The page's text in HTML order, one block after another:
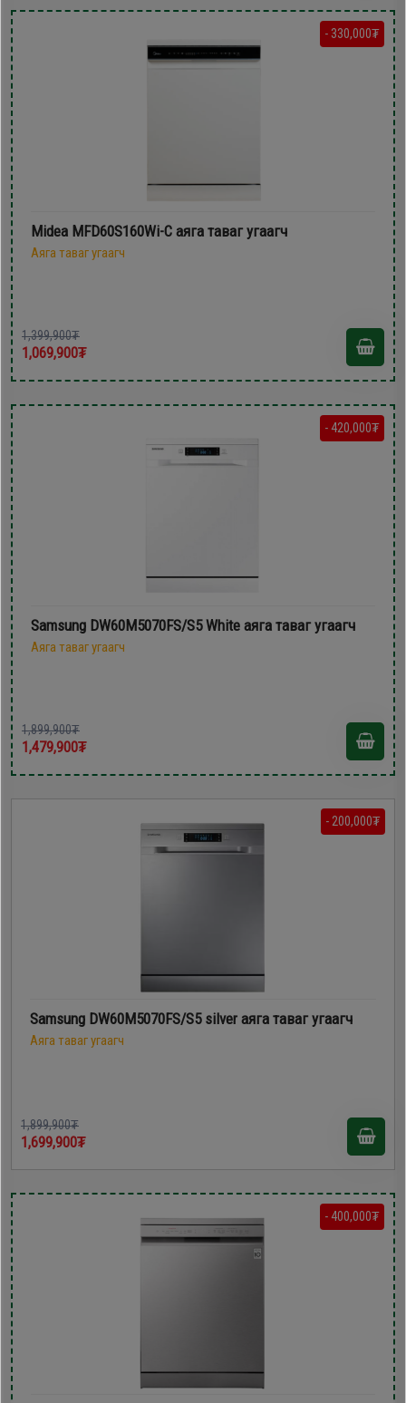
- 330,000₮
Midea MFD60S160Wi-C аяга таваг угаагч
Аяга таваг угаагч
1,399,900₮
1,069,900₮
- 420,000₮
Samsung DW60M5070FS/S5 White аяга таваг угаагч
Аяга таваг угаагч
1,899,900₮
1,479,900₮
- 200,000₮
Samsung DW60M5070FS/S5 silver аяга таваг угаагч
Аяга таваг угаагч
1,899,900₮
1,699,900₮
- 400,000₮